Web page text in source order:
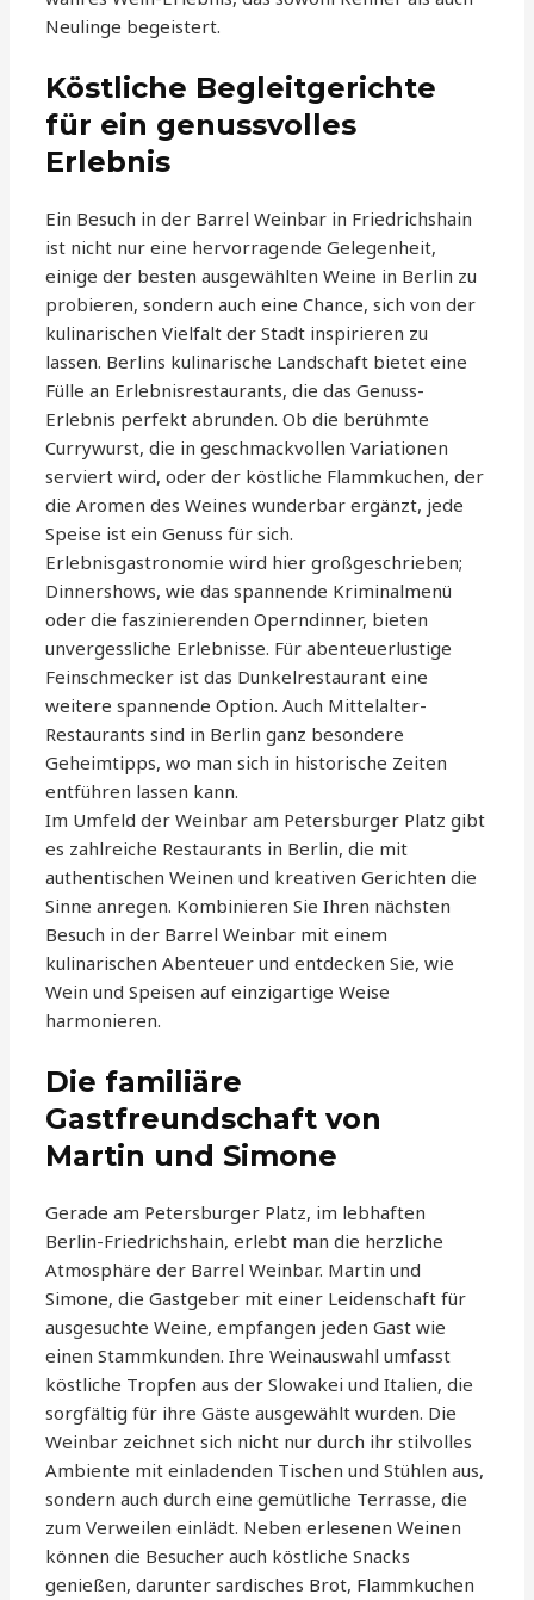
Neulinge begeistert.
Köstliche Begleitgerichte
für ein genussvolles
Erlebnis
Ein Besuch in der Barrel Weinbar in Friedrichshain
ist nicht nur eine hervorragende Gelegenheit,
einige der besten ausgewählten Weine in Berlin zu
probieren, sondern auch eine Chance, sich von der
kulinarischen Vielfalt der Stadt inspirieren zu
lassen. Berlins kulinarische Landschaft bietet eine
Fülle an Erlebnisrestaurants, die das Genuss-
Erlebnis perfekt abrunden. Ob die berühmte
Currywurst, die in geschmackvollen Variationen
serviert wird, oder der köstliche Flammkuchen, der
die Aromen des Weines wunderbar ergänzt, jede
Speise ist ein Genuss für sich.
Erlebnisgastronomie wird hier großgeschrieben;
Dinnershows, wie das spannende Kriminalmenü
oder die faszinierenden Operndinner, bieten
unvergessliche Erlebnisse. Für abenteuerlustige
Feinschmecker ist das Dunkelrestaurant eine
weitere spannende Option. Auch Mittelalter-
Restaurants sind in Berlin ganz besondere
Geheimtipps, wo man sich in historische Zeiten
entführen lassen kann.
Im Umfeld der Weinbar am Petersburger Platz gibt
es zahlreiche Restaurants in Berlin, die mit
authentischen Weinen und kreativen Gerichten die
Sinne anregen. Kombinieren Sie Ihren nächsten
Besuch in der Barrel Weinbar mit einem
kulinarischen Abenteuer und entdecken Sie, wie
Wein und Speisen auf einzigartige Weise
harmonieren.
Die familiäre
Gastfreundschaft von
Martin und Simone
Gerade am Petersburger Platz, im lebhaften
Berlin-Friedrichshain, erlebt man die herzliche
Atmosphäre der Barrel Weinbar. Martin und
Simone, die Gastgeber mit einer Leidenschaft für
ausgesuchte Weine, empfangen jeden Gast wie
einen Stammkunden. Ihre Weinauswahl umfasst
köstliche Tropfen aus der Slowakei und Italien, die
sorgfältig für ihre Gäste ausgewählt wurden. Die
Weinbar zeichnet sich nicht nur durch ihr stilvolles
Ambiente mit einladenden Tischen und Stühlen aus,
sondern auch durch eine gemütliche Terrasse, die
zum Verweilen einlädt. Neben erlesenen Weinen
können die Besucher auch köstliche Snacks
genießen, darunter sardisches Brot, Flammkuchen